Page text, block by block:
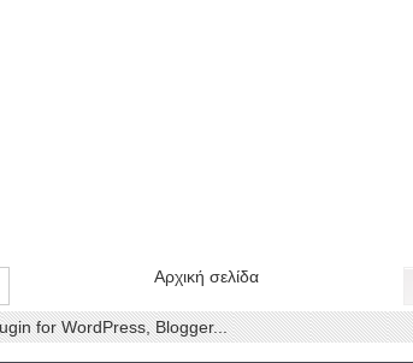
Αρχική σελίδα